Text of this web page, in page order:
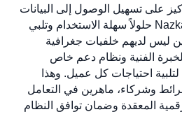
على تسهيل الوصول إلى البيانات
الجغرافية وفهمها، تصمم Nazka حلولاً سهلة الاستخدام وتلبي
ليس لديهم خلفيات جغرافية
الفنية ونظام دعم خاص
احتياجات كل عميل. وهذا
وشركاء، ماهرين في التعامل
المعقدة وضمان توافق النظام